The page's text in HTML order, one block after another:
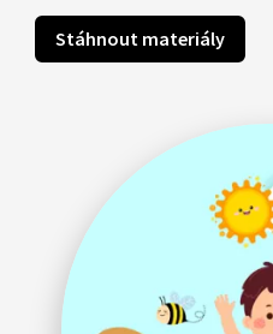
Stáhnout materiály